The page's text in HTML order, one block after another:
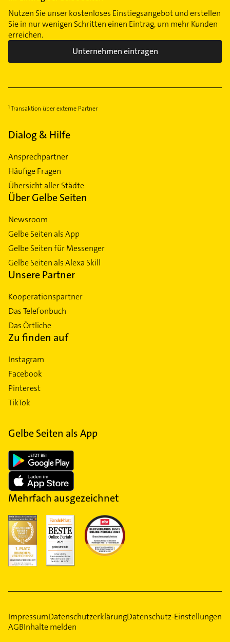
Nutzen Sie unser kostenloses Einstiegsangebot und erstellen
Sie in nur wenigen Schritten einen Eintrag, um mehr Kunden
erreichen.
Unternehmen eintragen
Transaktion über externe Partner
Dialog & Hilfe
Ansprechpartner
Häufige Fragen
Übersicht aller Städte
Über Gelbe Seiten
Newsroom
Gelbe Seiten als App
Gelbe Seiten für Messenger
Gelbe Seiten als Alexa Skill
Unsere Partner
Kooperationspartner
Das Telefonbuch
Das Örtliche
Zu finden auf
Instagram
Facebook
Pinterest
TikTok
Gelbe Seiten als App
Mehrfach ausgezeichnet
ImpressumDatenschutzerklärungDatenschutz-Einstellungen
AGBInhalte melden